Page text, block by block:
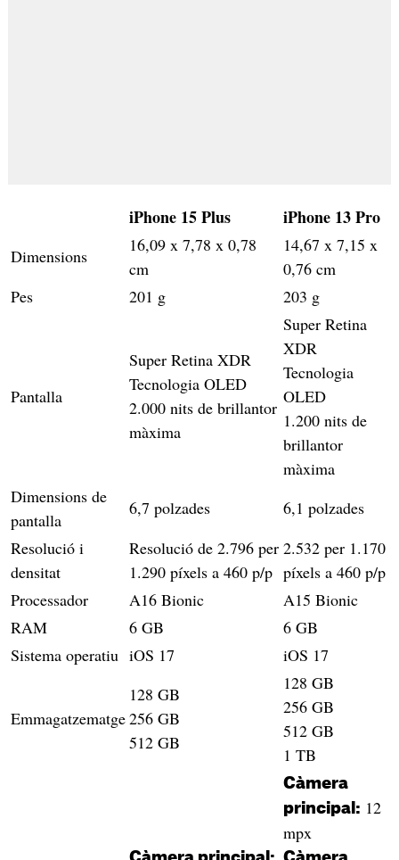
iPhone 15 Plus iPhone 13 Pro
Dimensions
16,09 x 7,78 x 0,78
cm
14,67 x 7,15 x
0,76 cm
Pes
201 g 203 g
Pantalla
Super Retina XDR
Tecnologia OLED
2.000 nits de brillantor
màxima
Super Retina
XDR
Tecnologia
OLED
1.200 nits de
brillantor
màxima
Dimensions de
pantalla
6,7 polzades
6,1 polzades
Resolució i
densitat
Resolució de 2.796 per
1.290 píxels a 460 p/p
2.532 per 1.170
píxels a 460 p/p
Processador
A16 Bionic
A15 Bionic
RAM
6 GB
6 GB
Sistema operatiu iOS 17 iOS 17
Emmagatzematge
128 GB
256 GB
512 GB
128 GB
256 GB
512 GB
1 TB
Càmera
principal: 12
mpx